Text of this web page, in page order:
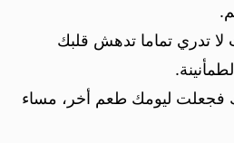
تدري تماما تدهش قلبك
فجعلت ليومك طعم أخر، مساء